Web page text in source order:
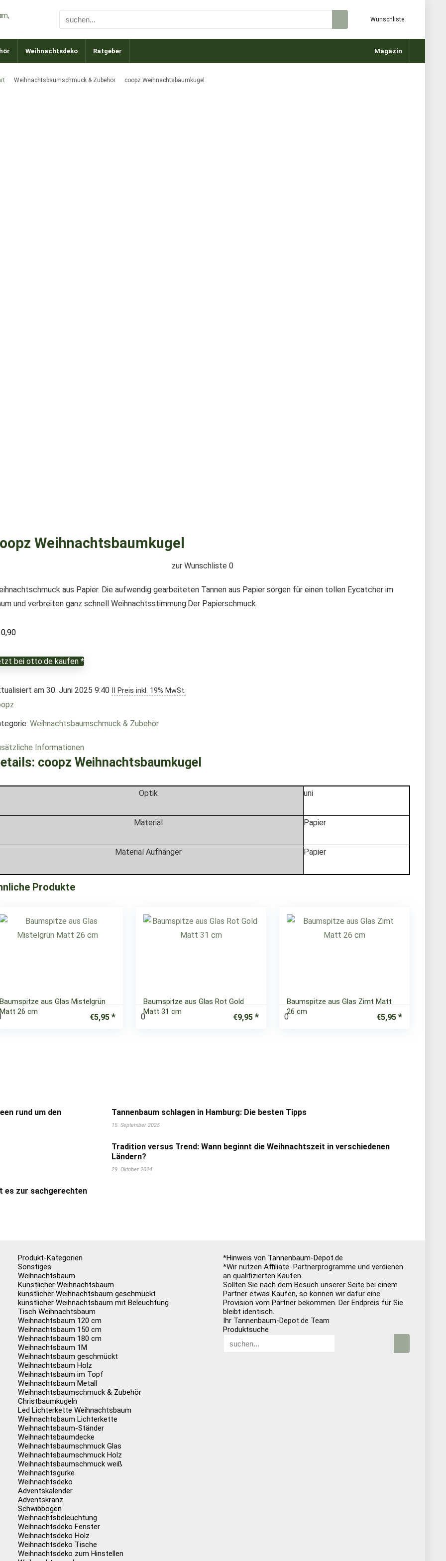
Wunschliste
Weihnachtsdeko Ratgeber Magazin
Weihnachtsbaumschmuck & Zubehör coopz Weihnachtsbaumkugel
Weihnachtsbaumkugel
zur Wunschliste 0
aus Papier. Die aufwendig gearbeiteten Tannen aus Papier sorgen für einen tollen Eycatcher im
und verbreiten ganz schnell Weihnachtsstimmung.Der Papierschmuck
bei otto.de kaufen *
am 30. Juni 2025 9:40 II Preis inkl. 19% MwSt.
Weihnachtsbaumschmuck & Zubehör
Informationen
coopz Weihnachtsbaumkugel
Optik uni
Material Papier
Material Aufhänger Papier
Produkte
Baumspitze aus Glas Mistelgrün
Matt 26 cm
€5,95
Baumspitze aus Glas Rot Gold
Matt 31 cm
0 €9,95
Baumspitze aus Glas Zimt Matt
26 cm
0 €5,95
rund um den
Tannenbaum schlagen in Hamburg: Die besten Tipps
15. September 2025
Tradition versus Trend: Wann beginnt die Weihnachtszeit in verschiedenen
Ländern?
29. Oktober 2024
es zur sachgerechten
Produkt-Kategorien
Sonstiges
Weihnachtsbaum
Künstlicher Weihnachtsbaum
künstlicher Weihnachtsbaum geschmückt
künstlicher Weihnachtsbaum mit Beleuchtung
Tisch Weihnachtsbaum
Weihnachtsbaum 120 cm
Weihnachtsbaum 150 cm
Weihnachtsbaum 180 cm
Weihnachtsbaum 1M
Weihnachtsbaum geschmückt
Weihnachtsbaum Holz
Weihnachtsbaum im Topf
Weihnachtsbaum Metall
Weihnachtsbaumschmuck & Zubehör
Christbaumkugeln
Led Lichterkette Weihnachtsbaum
Weihnachtsbaum Lichterkette
Weihnachtsbaum-Ständer
Weihnachtsbaumdecke
Weihnachtsbaumschmuck Glas
Weihnachtsbaumschmuck Holz
Weihnachtsbaumschmuck weiß
Weihnachtsgurke
Weihnachtsdeko
Adventskalender
Adventskranz
Schwibbogen
Weihnachtsbeleuchtung
Weihnachtsdeko Fenster
Weihnachtsdeko Holz
Weihnachtsdeko Tische
Weihnachtsdeko zum Hinstellen
*Hinweis von Tannenbaum-Depot.de
*Wir nutzen Affiliate Partnerprogramme und verdienen
an qualifizierten Käufen.
Sollten Sie nach dem Besuch unserer Seite bei einem
Partner etwas Kaufen, so können wir dafür eine
Provision vom Partner bekommen. Der Endpreis für Sie
bleibt identisch.
Ihr Tannenbaum-Depot.de Team
Produktsuche